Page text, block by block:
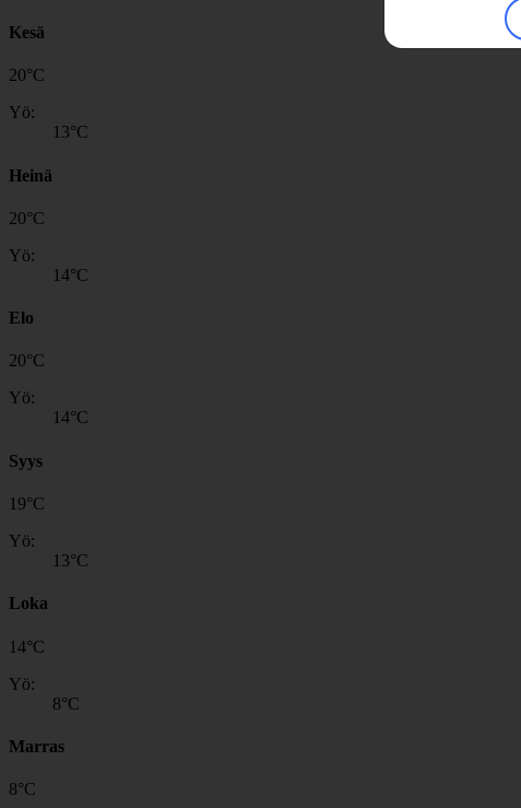
Kesä
20°C
Yö:
13°C
Heinä
20°C
Yö:
14°C
Elo
20°C
Yö:
14°C
Syys
19°C
Yö:
13°C
Loka
14°C
Yö:
8°C
Marras
8°C